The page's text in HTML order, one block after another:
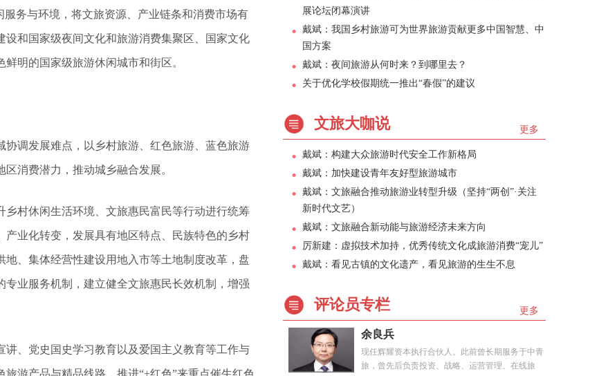
务与环境，将文旅资源、产业链条和消费市场有
和国家级夜间文化和旅游消费集聚区、国家文化
明的国家级旅游休闲城市和街区。
调发展难点，以乡村旅游、红色旅游、蓝色旅游
消费潜力，推动城乡融合发展。
村休闲生活环境、文旅惠民富民等行动进行统筹
业化转变，发展具有地区特点、民族特色的乡村
、集体经营性建设用地入市等土地制度改革，盘
业服务机制，建立健全文旅惠民长效机制，增强
、党史国史学习教育以及爱国主义教育等工作与
游产品与精品线路，推进“+红色”来重点催生红色
展论坛闭幕演讲
戴斌：我国乡村旅游可为世界旅游贡献更多中国智慧、中
国方案
戴斌：夜间旅游从何时来？到哪里去？
关于优化学校假期统一推出“春假”的建议
更多
文旅大咖说
戴斌：构建大众旅游时代安全工作新格局
戴斌：加快建设青年友好型旅游城市
戴斌：文旅融合推动旅游业转型升级（坚持“两创”·关注
新时代文艺）
戴斌：文旅融合新动能与旅游经济未来方向
厉新建：虚拟技术加持，优秀传统文化成旅游消费“宠儿”
戴斌：看见古镇的文化遗产，看见旅游的生生不息
更多
评论员专栏
余良兵
现任辉耀资本执行合伙人。此前曾长期服务于中青
旅，曾先后负责投资、战略、运营管理、在线旅